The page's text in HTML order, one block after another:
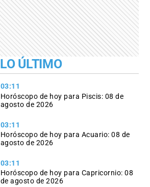
LO ÚLTIMO
03:11
Horóscopo de hoy para Piscis: 08 de
agosto de 2026
03:11
Horóscopo de hoy para Acuario: 08 de
agosto de 2026
03:11
Horóscopo de hoy para Capricornio: 08
de agosto de 2026